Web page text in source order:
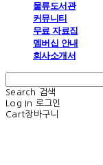
물류도서관
커뮤니티
무료 자료집
멤버십 안내
회사소개서
Search
검색
Log In 로그인
Cart장바구니